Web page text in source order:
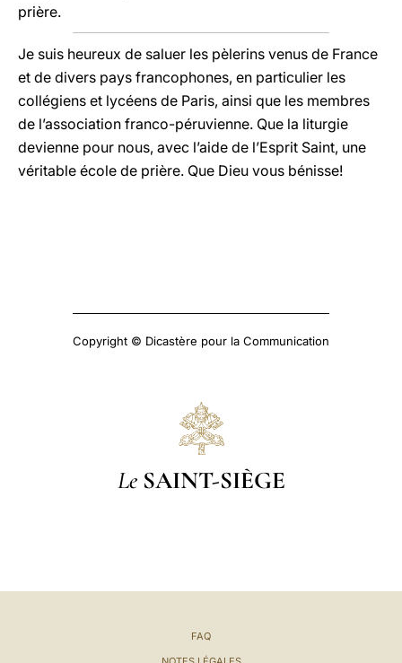
prière.
Je suis heureux de saluer les pèlerins venus de France
et de divers pays francophones, en particulier les
collégiens et lycéens de Paris, ainsi que les membres
de l’association franco-péruvienne. Que la liturgie
devienne pour nous, avec l’aide de l’Esprit Saint, une
véritable école de prière. Que Dieu vous bénisse!
Copyright © Dicastère pour la Communication
Le SAINT-SIÈGE
FAQ